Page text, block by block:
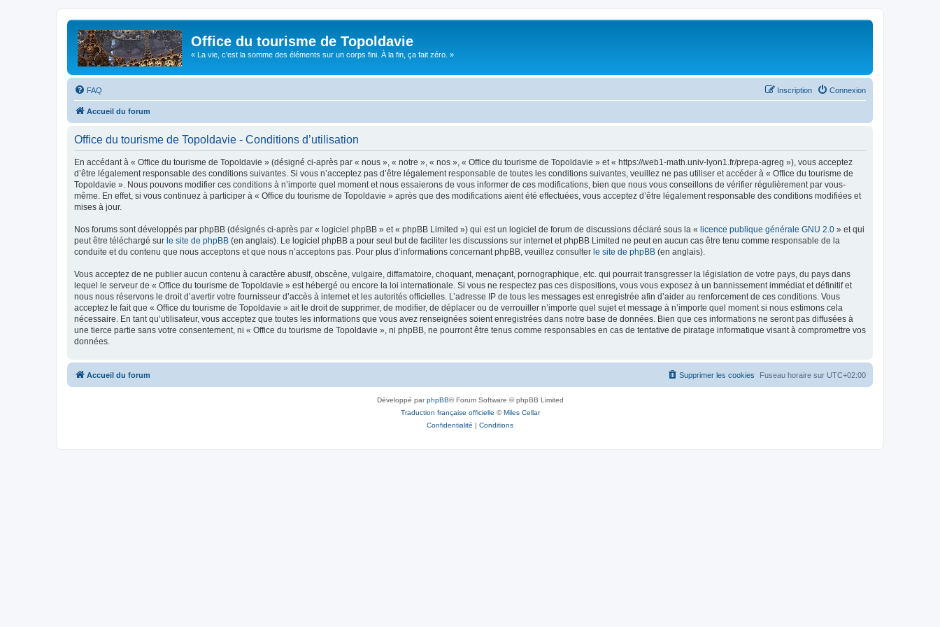
Office du tourisme de Topoldavie
« La vie, c'est la somme des éléments sur un corps fini. À la fin, ça fait zéro. »
FAQ Connexion
Inscription
Accueil du forum
Office du tourisme de Topoldavie - Conditions d’utilisation
En accédant à « Office du tourisme de Topoldavie » (désigné ci-après par « nous », « notre », « nos », « Office du tourisme de Topoldavie » et « https://web1-math.univ-lyon1.fr/prepa-agreg »), vous acceptez
d’être légalement responsable des conditions suivantes. Si vous n’acceptez pas d’être légalement responsable de toutes les conditions suivantes, veuillez ne pas utiliser et accéder à « Office du tourisme de
Topoldavie ». Nous pouvons modifier ces conditions à n’importe quel moment et nous essaierons de vous informer de ces modifications, bien que nous vous conseillons de vérifier régulièrement par vous-
même. En effet, si vous continuez à participer à « Office du tourisme de Topoldavie » après que des modifications aient été effectuées, vous acceptez d’être légalement responsable des conditions modifiées et
mises à jour.
Nos forums sont développés par phpBB (désignés ci-après par « logiciel phpBB » et « phpBB Limited ») qui est un logiciel de forum de discussions déclaré sous la « licence publique générale GNU 2.0 » et qui
peut être téléchargé sur le site de phpBB (en anglais). Le logiciel phpBB a pour seul but de faciliter les discussions sur internet et phpBB Limited ne peut en aucun cas être tenu comme responsable de la
conduite et du contenu que nous acceptons et que nous n’acceptons pas. Pour plus d’informations concernant phpBB, veuillez consulter le site de phpBB (en anglais).
Vous acceptez de ne publier aucun contenu à caractère abusif, obscène, vulgaire, diffamatoire, choquant, menaçant, pornographique, etc. qui pourrait transgresser la législation de votre pays, du pays dans
lequel le serveur de « Office du tourisme de Topoldavie » est hébergé ou encore la loi internationale. Si vous ne respectez pas ces dispositions, vous vous exposez à un bannissement immédiat et définitif et
nous nous réservons le droit d’avertir votre fournisseur d’accès à internet et les autorités officielles. L’adresse IP de tous les messages est enregistrée afin d’aider au renforcement de ces conditions. Vous
acceptez le fait que « Office du tourisme de Topoldavie » ait le droit de supprimer, de modifier, de déplacer ou de verrouiller n’importe quel sujet et message à n’importe quel moment si nous estimons cela
nécessaire. En tant qu’utilisateur, vous acceptez que toutes les informations que vous avez renseignées soient enregistrées dans notre base de données. Bien que ces informations ne seront pas diffusées à
une tierce partie sans votre consentement, ni « Office du tourisme de Topoldavie », ni phpBB, ne pourront être tenus comme responsables en cas de tentative de piratage informatique visant à compromettre vos
données.
Accueil du forum Fuseau horaire sur UTC+02:00
Supprimer les cookies
Développé parphpBB® Forum Software © phpBB Limited
Traduction française officielle ©Miles Cellar
Confidentialité | Conditions